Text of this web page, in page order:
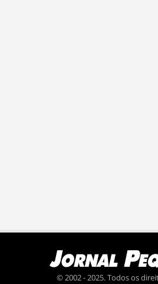
© 2002 - 2025. Todos os